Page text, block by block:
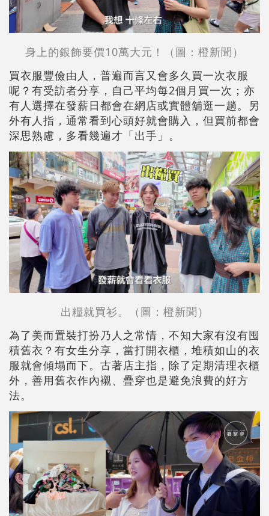
身上的銀飾要價10萬大元！（圖：橙新聞）
買衣服豐儉由人，普遍而言又會多久買一次衣服
呢？有受訪者分享，自己平均每2個月買一次；亦
有人選擇在發薪日都會在網店或實體舖逛一趟。另
外有人指，通常看到心頭好就會購入，但買前都會
深思熟慮，多看幾遍才「出手」。
出糧就買衫。（圖：橙新聞）
為了美而置裝打扮乃人之常情，不知大家有沒有囤
積舊衣？有女生分享，當打開衣櫃，堆積如山的衣
服就會傾塌而下。古著店主指，除了定期清理衣櫃
外，善用舊衣作內襯、疊穿也是避免浪費的好方
法。